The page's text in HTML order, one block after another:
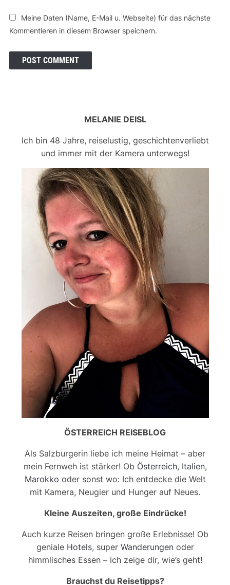
Meine Daten (Name, E-Mail u. Webseite) für das nächste
Kommentieren in diesem Browser speichern.
MELANIE DEISL
Ich bin 48 Jahre, reiselustig, geschichtenverliebt
und immer mit der Kamera unterwegs!
ÖSTERREICH REISEBLOG
Als Salzburgerin liebe ich meine Heimat – aber
mein Fernweh ist stärker! Ob Österreich, Italien,
Marokko oder sonst wo: Ich entdecke die Welt
mit Kamera, Neugier und Hunger auf Neues.
Kleine Auszeiten, große Eindrücke!
Auch kurze Reisen bringen große Erlebnisse! Ob
geniale Hotels, super Wanderungenoder
himmlisches Essen – ich zeige dir, wie’s geht!
Brauchst du Reisetipps?